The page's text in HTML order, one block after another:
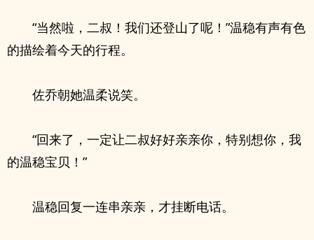
“当然啦，二叔！我们还登山了呢！”温稳有声有色
的描绘着今天的行程。
佐乔朝她温柔说笑。
“回来了，一定让二叔好好亲亲你，特别想你，我
的温稳宝贝！”
温稳回复一连串亲亲，才挂断电话。